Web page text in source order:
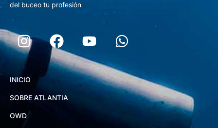
del buceo tu profesión
INICIO
SOBRE ATLANTIA
OWD